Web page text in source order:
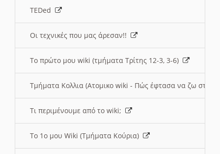
TEDed
Οι τεχνικές που μας άρεσαν!!
Το πρώτο μου wiki (τμήματα Τρίτης 12-3, 3-6)
Τμήματα Κολλια (Ατομικο wiki - Πώς έφτασα να ζω στην
Τι περιμένουμε από το wiki;
Το 1ο μου Wiki (Τμήματα Κούρια)